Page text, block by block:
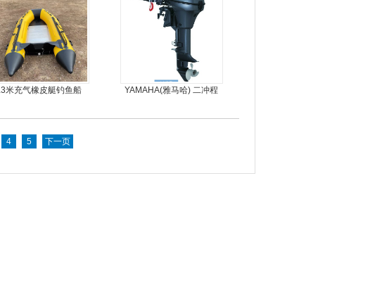
米充气橡皮艇钓鱼船
YAMAHA(雅马哈) 二冲程
4 5 下一页